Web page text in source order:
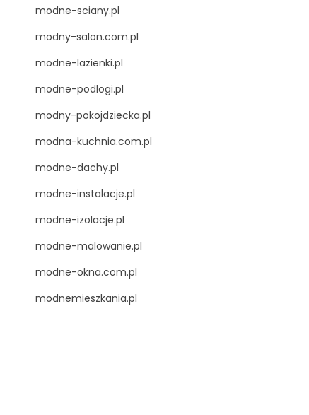
modne-sciany.pl
modny-salon.com.pl
modne-lazienki.pl
modne-podlogi.pl
modny-pokojdziecka.pl
modna-kuchnia.com.pl
modne-dachy.pl
modne-instalacje.pl
modne-izolacje.pl
modne-malowanie.pl
modne-okna.com.pl
modnemieszkania.pl